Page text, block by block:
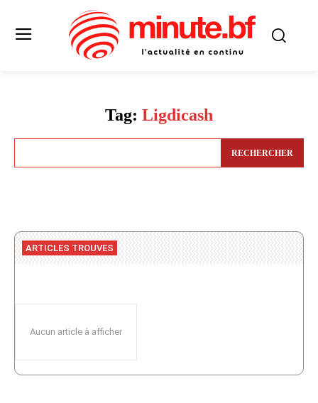
Tag: Ligdicash
RECHERCHER
ARTICLES TROUVES
Aucun article à afficher